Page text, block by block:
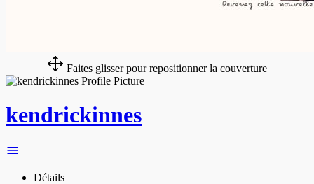
Faites glisser pour repositionner la couverture
kendrickinnes
Détails